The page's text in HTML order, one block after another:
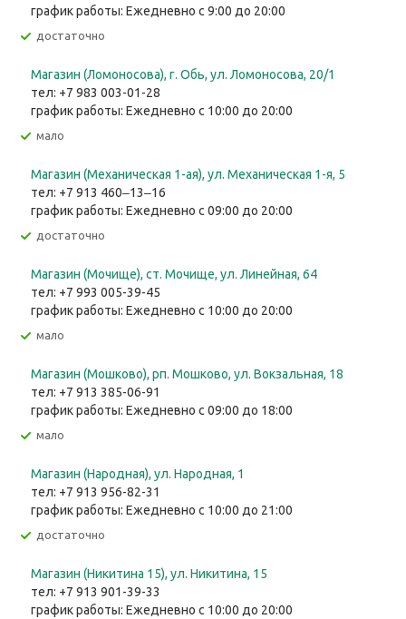
график работы: Ежедневно с 9:00 до 20:00
Достаточно
Магазин (Ломоносова), г. Обь, ул. ​Ломоносова, 20/1
тел: +7 983 003-01-28
график работы: Ежедневно с 10:00 до 20:00
Мало
Магазин (Механическая 1-ая), ул. ​Механическая 1-я, 5
тел: +7 913 460‒13‒16
график работы: Ежедневно с 09:00 до 20:00
Достаточно
Магазин (Мочище), ст. Мочище, ул. Линейная, 64
тел: +7 993 005-39-45
график работы: Ежедневно с 10:00 до 20:00
Мало
Магазин (Мошково), рп. Мошково, ул. Вокзальная, 18
тел: +7 913 385-06-91
график работы: Ежедневно с 09:00 до 18:00
Мало
Магазин (Народная), ул. Народная, 1
тел: +7 913 956-82-31
график работы: Ежедневно с 10:00 до 21:00
Достаточно
Магазин (Никитина 15), ул. Никитина, 15
тел: +7 913 901-39-33
график работы: Ежедневно с 10:00 до 20:00